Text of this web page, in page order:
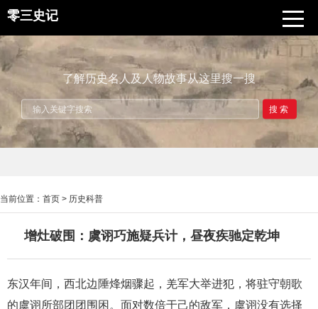
零三史记
了解历史名人及人物故事从这里搜一搜
搜索
当前位置： 首页 > 历史科普
增灶破围：虞诩巧施疑兵计，昼夜疾驰定乾坤
东汉年间，西北边陲烽烟骤起，羌军大举进犯，将驻守朝歌
的虞诩所部团团围困。面对数倍于己的敌军，虞诩没有选择